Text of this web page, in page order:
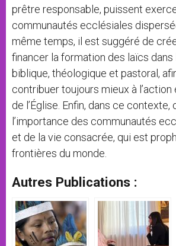
prêtre responsable, puissent
communautés ecclésiales
même temps, il est suggéré de
financer la formation des laïcs
biblique, théologique et pastoral,
contribuer toujours mieux à
de l’Église. Enfin, dans ce contexte,
l’importance des communautés
et de la vie consacrée, qui est
frontières du monde.
Autres Publications :